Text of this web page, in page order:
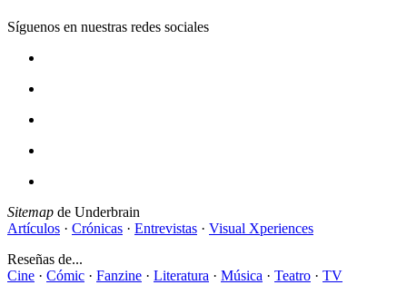
Síguenos en nuestras redes sociales
Sitemap de Underbrain
Artículos · Crónicas · Entrevistas · Visual Xperiences
Reseñas de...
Cine · Cómic · Fanzine · Literatura · Música · Teatro · TV